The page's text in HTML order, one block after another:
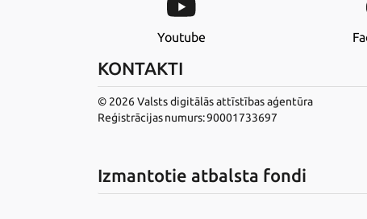
Youtube
KONTAKTI
© 2026 Valsts digitālās attīstības aģentūra
Reģistrācijas numurs: 90001733697
Izmantotie atbalsta fondi